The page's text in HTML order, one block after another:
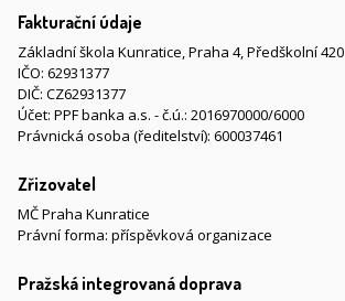
Fakturační údaje
Základní škola Kunratice, Praha 4, Předškolní 420
IČO: 62931377
DIČ: CZ62931377
Účet: PPF banka a.s. - č.ú.: 2016970000/6000
Právnická osoba (ředitelství): 600037461
Zřizovatel
MČ Praha Kunratice
Právní forma: příspěvková organizace
Pražská integrovaná doprava